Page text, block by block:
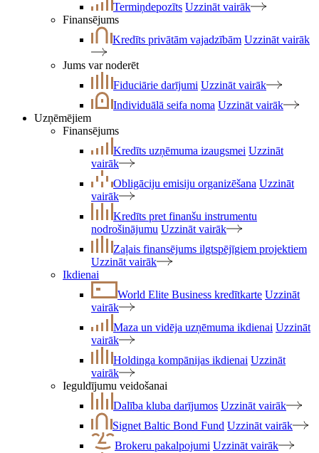
Termiņdepozīts Uzzināt vairāk
Finansējums
Kredīts privātām vajadzībām Uzzināt vairāk
Jums var noderēt
Fiduciārie darījumi Uzzināt vairāk
Individuālā seifa noma Uzzināt vairāk
Uzņēmējiem
Finansējums
Kredīts uzņēmuma izaugsmei Uzzināt
vairāk
Obligāciju emisiju organizēšana Uzzināt
vairāk
Kredīts pret finanšu instrumentu
nodrošinājumu Uzzināt vairāk
Zaļais finansējums ilgtspējīgiem projektiem
Uzzināt vairāk
Ikdienai
World Elite Business kredītkarte Uzzināt
vairāk
Maza un vidēja uzņēmuma ikdienai Uzzināt
vairāk
Holdinga kompānijas ikdienai Uzzināt
vairāk
Ieguldījumu veidošanai
Dalība kluba darījumos Uzzināt vairāk
Signet Baltic Bond Fund Uzzināt vairāk
Brokeru pakalpojumi Uzzināt vairāk